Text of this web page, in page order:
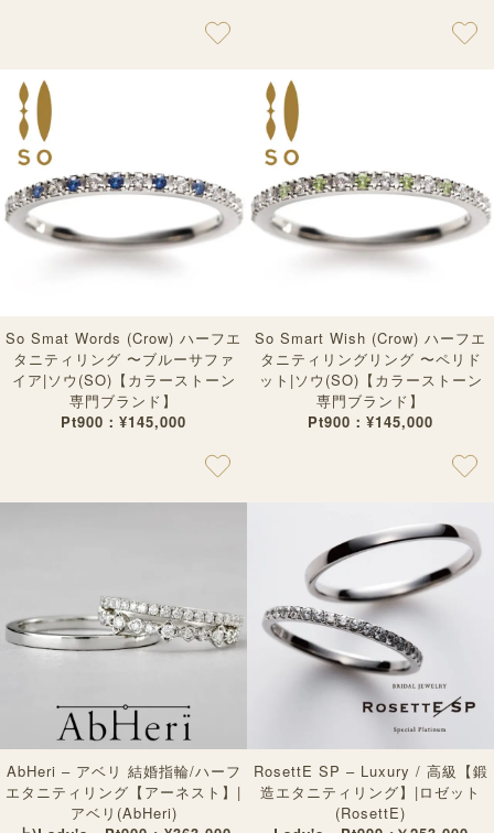
So Smat Words (Crow) ハーフエ
タニティリング 〜ブルーサファ
イア|ソウ(SO)【カラーストーン
専門ブランド】
Pt900：¥145,000
So Smart Wish (Crow) ハーフエ
タニティリングリング 〜ペリド
ット|ソウ(SO)【カラーストーン
専門ブランド】
Pt900：¥145,000
AbHeri – アベリ 結婚指輪/ハーフ
エタニティリング【アーネスト】|
アベリ(AbHeri)
RosettE SP – Luxury / 高級【鍛
造エタニティリング】|ロゼット
(RosettE)